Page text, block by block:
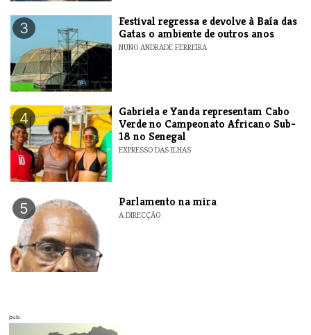
3
Festival regressa e devolve à Baía das
Gatas o ambiente de outros anos
NUNO ANDRADE FERREIRA
4
Gabriela e Yanda representam Cabo
Verde no Campeonato Africano Sub-
18 no Senegal
EXPRESSO DAS ILHAS
5 Parlamento na mira
A DIRECÇÃO
pub.